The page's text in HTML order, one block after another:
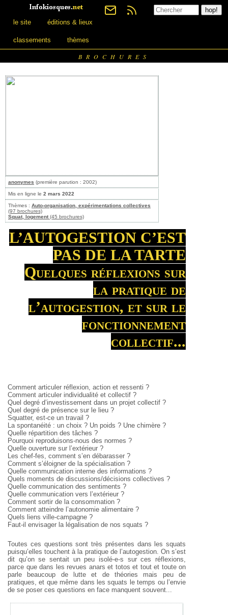
le site éditions & lieux
classements thèmes
BROCHURES
anonymes (première parution : 2002)
Mis en ligne le 2 mars 2022
Thèmes : Auto-organisation, expérimentations collectives
(97 brochures)
Squat, logement(45 brochures)
L’AUTOGESTION C’EST
PAS DE LA TARTE
Quelques réflexions sur
la pratique de
l’autogestion, et sur le
fonctionnement
collectif...
Comment articuler réflexion, action et ressenti ?
Comment articuler individualité et collectif ?
Quel degré d’investissement dans un projet collectif ?
Quel degré de présence sur le lieu ?
Squatter, est-ce un travail ?
La spontanéité : un choix ? Un poids ? Une chimère ?
Quelle répartition des tâches ?
Pourquoi reproduisons-nous des normes ?
Quelle ouverture sur l’extérieur ?
Les chef-fes, comment s’en débarasser ?
Comment s’éloigner de la spécialisation ?
Quelle communication interne des informations ?
Quels moments de discussions/décisions collectives ?
Quelle communication des sentiments ?
Quelle communication vers l’extérieur ?
Comment sortir de la consommation ?
Comment atteindre l’autonomie alimentaire ?
Quels liens ville-campagne ?
Faut-il envisager la légalisation de nos squats ?
Toutes ces questions sont très présentes dans les squats
puisqu’elles touchent à la pratique de l’autogestion. On s’est
dit qu’on se sentait un peu isolé-e-s sur ces réflexions,
parce que dans les revues anars et totos et toutet toute on
parle beaucoup de lutte et de théories mais peu de
pratiques, et que même dans les squats le temps ou l’envie
de se poser ces questions en face manquent souvent...